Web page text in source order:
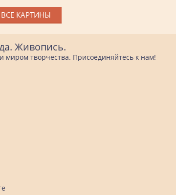
КАРТИНЫ
Живопись.
творчества. Присоединяйтесь к нам!